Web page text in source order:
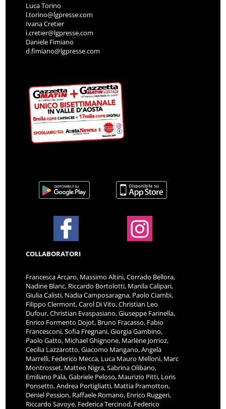
Luca Torino
l.torino@lgpresse.com
Ivana Cretier
i.cretier@lgpresse.com
Daniele Fimiano
d.fimiano@lgpresse.com
COLLABORATORI
Francesca Arcaro, Massimo Altini, Corrado Bellora,
Nadine Blanc, Riccardo Bortolotti, Manila Calipari,
Giulia Calisti, Nadia Camposaragna, Paolo Ciambi,
Filippo Clermont, Carol Di Vito, Christian Leo
Dufour, Christian Evaspasiano, Giuseppe Farinella,
Enrico Formento Dojot, Bruno Fracasso, Fabio
Francesconi, Sofia Fregnani, Giorgia Gambino,
Paolo Gatto, Michael Ghignone, Marlène Jorrioz,
Cecilia Lazzarotto, Giacomo Mangano, Angela
Marrelli, Federico Mecca, Luca Mauro Melloni, Marc
Montrosset, Matteo Nigra, Sabrina Olibano,
Emiliano Pala, Gabriele Peloso, Maurizio Pitti, Loris
Ponsetto, Andrea Portigliatti, Mattia Pramotton,
Deniel Pession, Raffaele Romano, Enrico Ruggeri,
Riccardo Savoye, Federica Tercinod, Federico